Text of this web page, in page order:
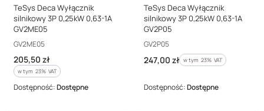
TeSys Deca Wyłącznik
silnikowy 3P 0,25kW 0,63-1A
GV2ME05
Kod producenta
GV2ME05
Cena brutto
205,50 zł
w tym %s VAT
w tym 23% VAT
Dostępność:Dostępne
TeSys Deca Wyłącznik
silnikowy 3P 0,25kW 0,63-1A
GV2P05
Kod producenta
GV2P05
Cena brutto
247,00 zł w tym %s VAT
w tym 23% VAT
Dostępność:Dostępne